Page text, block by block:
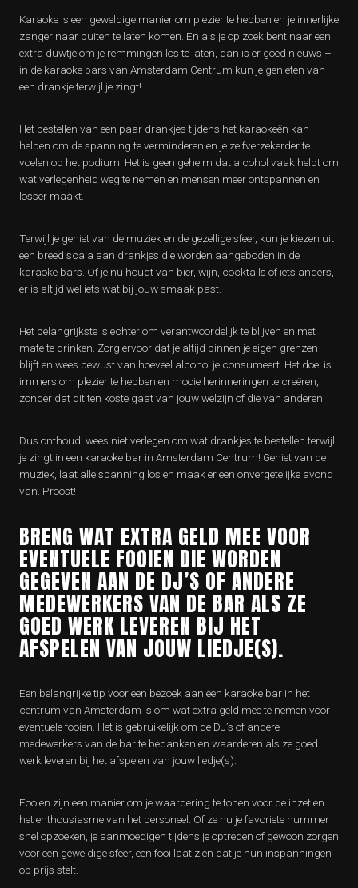
Karaoke is een geweldige manier om plezier te hebben en je innerlijke
zanger naar buiten te laten komen. En als je op zoek bent naar een
extra duwtje om je remmingen los te laten, dan is er goed nieuws –
in de karaoke bars van Amsterdam Centrum kun je genieten van
een drankje terwijl je zingt!
Het bestellen van een paar drankjes tijdens het karaokeën kan
helpen om de spanning te verminderen en je zelfverzekerder te
voelen op het podium. Het is geen geheim dat alcohol vaak helpt om
wat verlegenheid weg te nemen en mensen meer ontspannen en
losser maakt.
Terwijl je geniet van de muziek en de gezellige sfeer, kun je kiezen uit
een breed scala aan drankjes die worden aangeboden in de
karaoke bars. Of je nu houdt van bier, wijn, cocktails of iets anders,
er is altijd wel iets wat bij jouw smaak past.
Het belangrijkste is echter om verantwoordelijk te blijven en met
mate te drinken. Zorg ervoor dat je altijd binnen je eigen grenzen
blijft en wees bewust van hoeveel alcohol je consumeert. Het doel is
immers om plezier te hebben en mooie herinneringen te creëren,
zonder dat dit ten koste gaat van jouw welzijn of die van anderen.
Dus onthoud: wees niet verlegen om wat drankjes te bestellen terwijl
je zingt in een karaoke bar in Amsterdam Centrum! Geniet van de
muziek, laat alle spanning los en maak er een onvergetelijke avond
van. Proost!
BRENG WAT EXTRA GELD MEE VOOR
EVENTUELE FOOIEN DIE WORDEN
GEGEVEN AAN DE DJ’S OF ANDERE
MEDEWERKERS VAN DE BAR ALS ZE
GOED WERK LEVEREN BIJ HET
AFSPELEN VAN JOUW LIEDJE(S).
Een belangrijke tip voor een bezoek aan een karaoke bar in het
centrum van Amsterdam is om wat extra geld mee te nemen voor
eventuele fooien. Het is gebruikelijk om de DJ’s of andere
medewerkers van de bar te bedanken en waarderen als ze goed
werk leveren bij het afspelen van jouw liedje(s).
Fooien zijn een manier om je waardering te tonen voor de inzet en
het enthousiasme van het personeel. Of ze nu je favoriete nummer
snel opzoeken, je aanmoedigen tijdens je optreden of gewoon zorgen
voor een geweldige sfeer, een fooi laat zien dat je hun inspanningen
op prijs stelt.